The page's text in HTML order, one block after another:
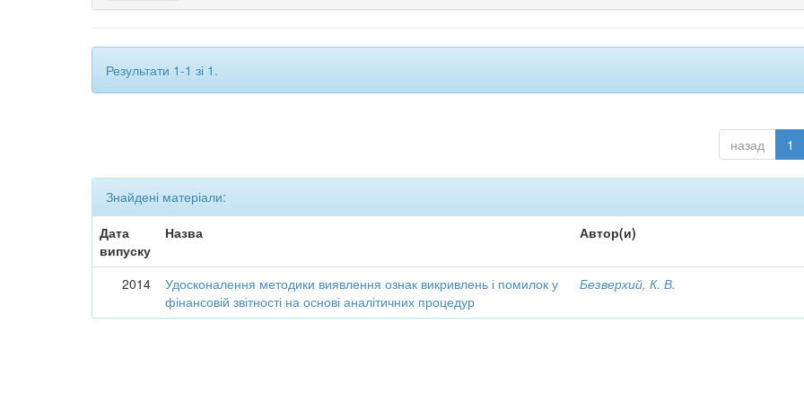
Результати 1-1 зі 1.
назад 1
Знайдені матеріали:
Дата
випуску
Назва Автор(и)
2014
Удосконалення методики виявлення ознак викривлень і помилок у
фінансовій звітності на основі аналітичних процедур
Безверхий, К. В.